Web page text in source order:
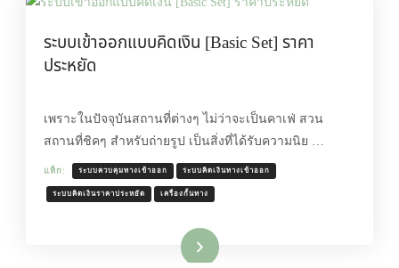
ระบบเข้าออกแบบคิดเงิน [Basic Set] ราคา
ประหยัด
เพราะในปัจจุบันสถานที่ต่างๆ ไม่ว่าจะเป็นคาเฟ่ สวน
สถานที่ชิคๆ สำหรับถ่ายรูป เป็นสิ่งที่ได้รับความนิย …
แท็ก: ระบบควบคุมทางเข้าออก ระบบคิดเงินทางเข้าออก
ระบบคิดเงินราคาประหยัด เครื่องกั้นทาง
อ่านเพิ่มเติม